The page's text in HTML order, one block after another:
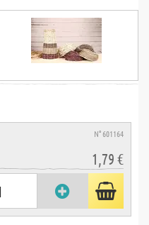
N° 601164
1,79 €